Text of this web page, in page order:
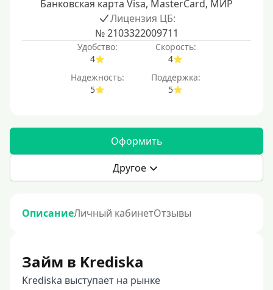
Банковская карта Visa, MasterCard, МИР
Лицензия ЦБ:
№ 2103322009711
Удобство:
4
Скорость:
4
Надежность:
5
Поддержка:
5
Оформить
Другое
ОписаниеЛичный кабинетОтзывы
Займ в Krediska
Krediska выступает на рынке